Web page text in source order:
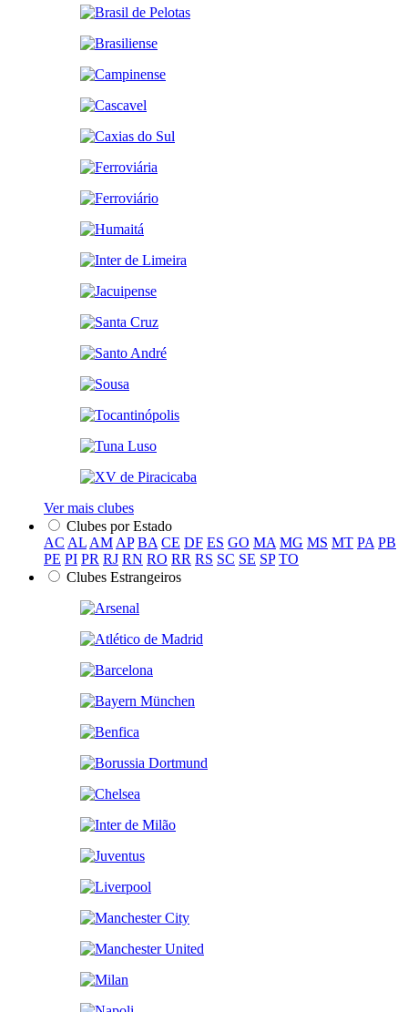
Ver mais clubes
Clubes por Estado
AC AL AM AP BA CE DF ES GO MA MG MS MT PA PB
PE PI PR RJ RN RO RR RS SC SE SP TO
Clubes Estrangeiros